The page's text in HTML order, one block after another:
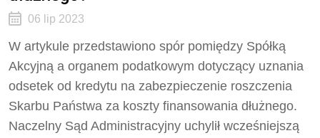
06 lip 2023
W artykule przedstawiono spór pomiędzy Spółką
Akcyjną a organem podatkowym dotyczący uznania
odsetek od kredytu na zabezpieczenie roszczenia
Skarbu Państwa za koszty finansowania dłużnego.
Naczelny Sąd Administracyjny uchylił wcześniejszą